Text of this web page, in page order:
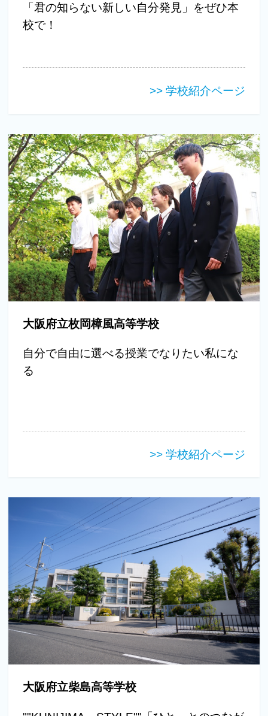
「君の知らない新しい自分発見」をぜひ本
校で！
>> 学校紹介ページ
大阪府立枚岡樟風高等学校
自分で自由に選べる授業でなりたい私にな
る
>> 学校紹介ページ
大阪府立柴島高等学校